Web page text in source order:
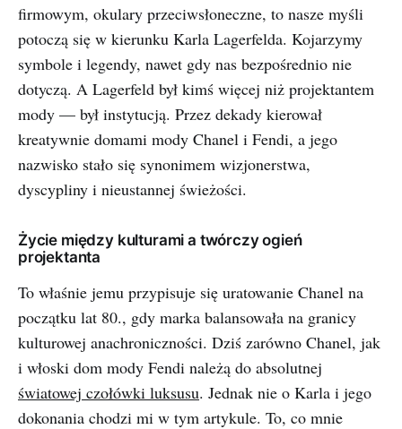
firmowym, okulary przeciwsłoneczne, to nasze myśli
potoczą się w kierunku Karla Lagerfelda. Kojarzymy
symbole i legendy, nawet gdy nas bezpośrednio nie
dotyczą. A Lagerfeld był kimś więcej niż projektantem
mody — był instytucją. Przez dekady kierował
kreatywnie domami mody Chanel i Fendi, a jego
nazwisko stało się synonimem wizjonerstwa,
dyscypliny i nieustannej świeżości.
Życie między kulturami a twórczy ogień
projektanta
To właśnie jemu przypisuje się uratowanie Chanel na
początku lat 80., gdy marka balansowała na granicy
kulturowej anachroniczności. Dziś zarówno Chanel, jak
i włoski dom mody Fendi należą do absolutnej
światowej czołówki luksusu. Jednak nie o Karla i jego
dokonania chodzi mi w tym artykule. To, co mnie